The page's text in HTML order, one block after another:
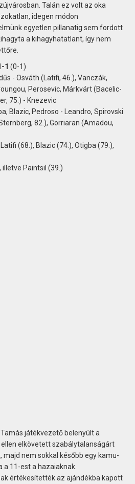
Talán ez volt az oka
idegen módon
egyetlen pillanatig sem fordott
a kihagyhatatlant, így nem
1 (0-1)
- Osváth (Latifi, 46.), Vanczák,
Perosevic, Márkvárt (Bacelic-
75.) - Knezevic
Blazic, Pedroso - Leandro, Spirovski
82.), Gorriaran (Amadou,
(68.), Blazic (74.), Otigba (79.),
illetve Paintsil (39.)
játékvezető belenyúlt a
elkövetett szabálytalanságárt
nem sokkal később egy kamu-
11-est a hazaiaknak.
értékesítették az ajándékba kapott